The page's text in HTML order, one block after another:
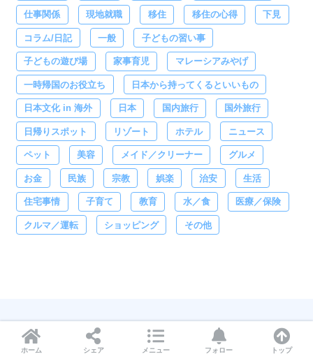
仕事関係 現地就職 移住 移住の心得 下見
コラム/日記 一般 子どもの習い事
子どもの遊び場 家事育児 マレーシアみやげ
一時帰国のお役立ち 日本から持ってくるといいもの
日本文化 in 海外 日本 国内旅行 国外旅行
日帰りスポット リゾート ホテル ニュース
ペット 美容 メイド／クリーナー グルメ
お金 民族 宗教 娯楽 治安 生活
住宅事情 子育て 教育 水／食 医療／保険
クルマ／運転 ショッピング その他
サービス
ホーム シェア メニュー フォロー トップ